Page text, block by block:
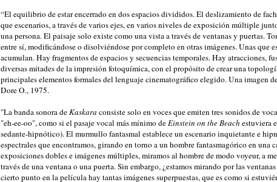
“El equilibrio de estar encerrado en dos espacios divididos. El deslizamiento de
que escenarios, a través de varios ejes, en varios niveles de exposición múltiple
una persona. El paisaje solo existe como una vista a través de ventanas y puertas.
entre sí, modificándose o disolviéndose por completo en otras imágenes. Unas que
acumulan. Hay fragmentos de espacios y secuencias temporales. Hay atracciones,
diversas mitades de la impresión fotoquímica, con el propósito de crear una
principales elementos formales del lenguaje cinematográfico elegido. Una imagen
Dore O., 1975.
"La banda sonora de Kaskara consiste solo en voces que emiten tres sonidos de
"eh-ee-oo", como si el pasaje vocal más mínimo de Einstein on the Beach estuviera
sedante-hipnótico). El murmullo fantasmal establece un escenario inquietante e
espectrales que encontramos, girando en torno a un hombre fantasmagórico en una
exposiciones dobles e imágenes múltiples, miramos al hombre de modo voyeur, a
través de una ventana o una puerta. Sin embargo, ¿estamos mirando por las
cierto punto en la película hay tantas imágenes superpuestas, que es como si